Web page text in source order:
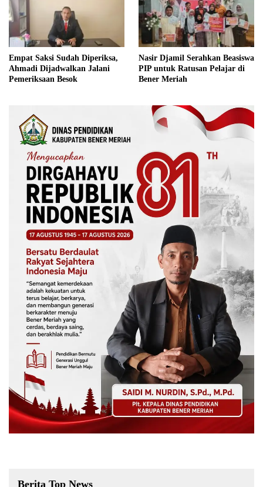
Empat Saksi Sudah Diperiksa,
Ahmadi Dijadwalkan Jalani
Pemeriksaan Besok
Nasir Djamil Serahkan Beasiswa
PIP untuk Ratusan Pelajar di
Bener Meriah
Berita Top News